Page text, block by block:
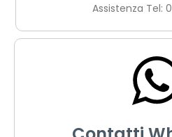
Assistenza Tel: